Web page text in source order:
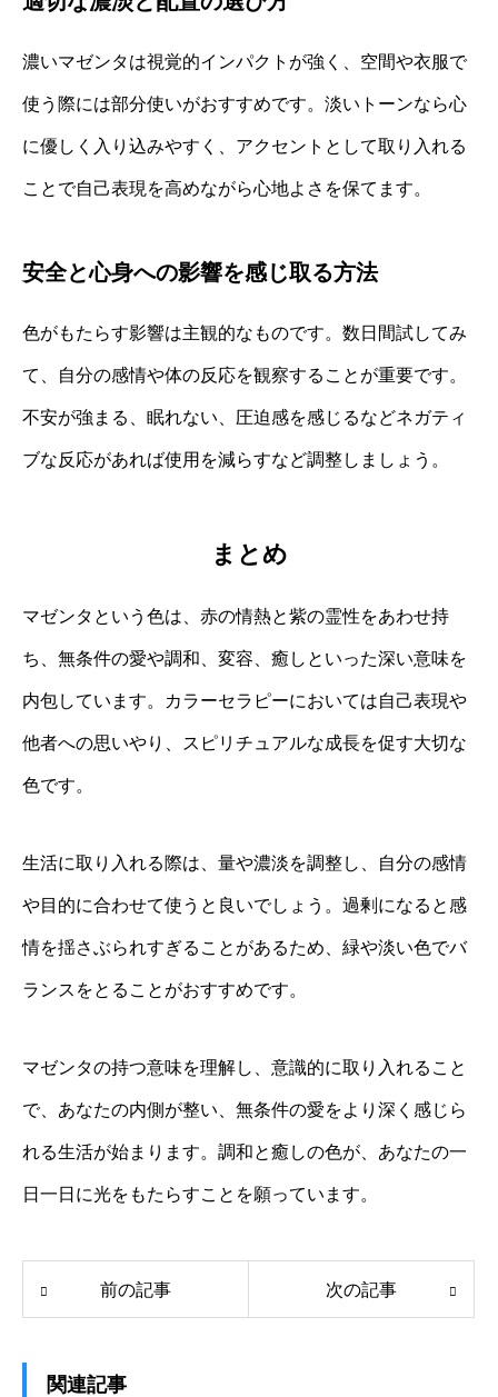
濃いマゼンタは視覚的インパクトが強く、空間や衣服で
使う際には部分使いがおすすめです。淡いトーンなら心
に優しく入り込みやすく、アクセントとして取り入れる
ことで自己表現を高めながら心地よさを保てます。
安全と心身への影響を感じ取る方法
色がもたらす影響は主観的なものです。数日間試してみ
て、自分の感情や体の反応を観察することが重要です。
不安が強まる、眠れない、圧迫感を感じるなどネガティ
ブな反応があれば使用を減らすなど調整しましょう。
まとめ
マゼンタという色は、赤の情熱と紫の霊性をあわせ持
ち、無条件の愛や調和、変容、癒しといった深い意味を
内包しています。カラーセラピーにおいては自己表現や
他者への思いやり、スピリチュアルな成長を促す大切な
色です。
生活に取り入れる際は、量や濃淡を調整し、自分の感情
や目的に合わせて使うと良いでしょう。過剰になると感
情を揺さぶられすぎることがあるため、緑や淡い色でバ
ランスをとることがおすすめです。
マゼンタの持つ意味を理解し、意識的に取り入れること
で、あなたの内側が整い、無条件の愛をより深く感じら
れる生活が始まります。調和と癒しの色が、あなたの一
日一日に光をもたらすことを願っています。
前の記事 次の記事
関連記事